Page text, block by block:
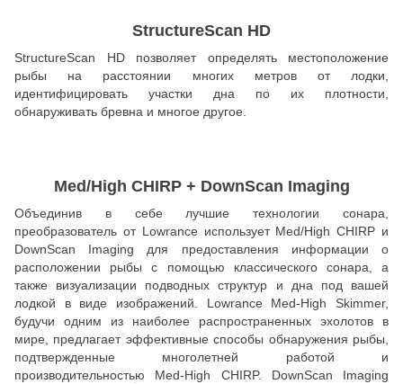
StructureScan HD
StructureScan HD позволяет определять местоположение
рыбы на расстоянии многих метров от лодки,
идентифицировать участки дна по их плотности,
обнаруживать бревна и многое другое.
Med/High CHIRP + DownScan Imaging
Объединив в себе лучшие технологии сонара,
преобразователь от Lowrance использует Med/High CHIRP и
DownScan Imaging для предоставления информации о
расположении рыбы с помощью классического сонара, а
также визуализации подводных структур и дна под вашей
лодкой в виде изображений. Lowrance Med-High Skimmer,
будучи одним из наиболее распространенных эхолотов в
мире, предлагает эффективные способы обнаружения рыбы,
подтвержденные многолетней работой и
производительностью Med-High CHIRP. DownScan Imaging